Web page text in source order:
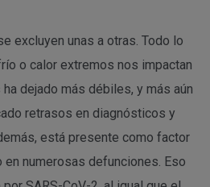
excluyen unas a otras. Todo lo
o calor extremos nos impactan
dejado más débiles, y más aún
retrasos en diagnósticos y
está presente como factor
numerosas defunciones. Eso